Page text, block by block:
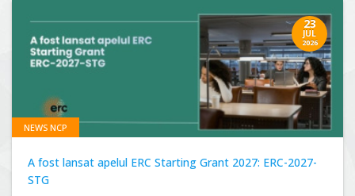
23
JUL
2026
NEWS NCP
A fost lansat apelul ERC Starting Grant 2027: ERC-2027-
STG